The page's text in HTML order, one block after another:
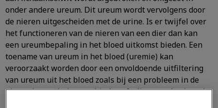
onder andere ureum. Dit ureum wordt vervolgens door
de nieren uitgescheiden met de urine. Is er twijfel over
het functioneren van de nieren van een dier dan kan
een ureumbepaling in het bloed uitkomst bieden. Een
toename van ureum in het bloed (uremie) kan
veroorzaakt worden door een onvoldoende uitfiltering
van ureum uit het bloed zoals bij een probleem in de
nieren (veroudering, verbindweefseling van de nieren)